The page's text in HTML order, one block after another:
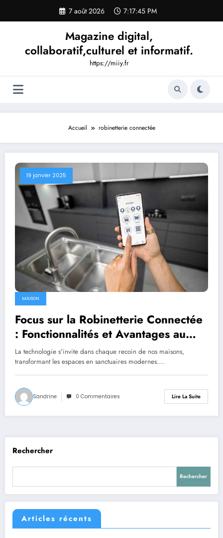
contenu
7 août 2026 7:17:46 PM
Magazine digital,
collaboratif,culturel et informatif.
https://miiy.fr
Accueil robinetterie connectée
19 janvier 2025
MAISON
Focus sur la Robinetterie Connectée
: Fonctionnalités et Avantages au
Quotidien
La technologie s'invite dans chaque recoin de nos maisons,
transformant les espaces en sanctuaires modernes.…
Sandrine 0 Commentaires Lire La Suite
Rechercher
Rechercher
Articles récents